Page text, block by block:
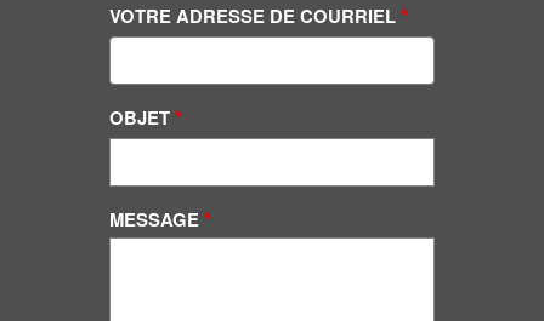
VOTRE ADRESSE DE COURRIEL
OBJET
MESSAGE